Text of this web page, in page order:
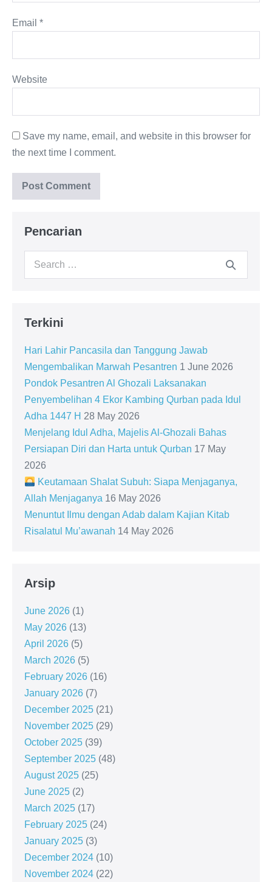
Email *
Website
Save my name, email, and website in this browser for
the next time I comment.
Pencarian
Search
Terkini
Hari Lahir Pancasila dan Tanggung Jawab
Mengembalikan Marwah Pesantren 1 June 2026
Pondok Pesantren Al Ghozali Laksanakan
Penyembelihan 4 Ekor Kambing Qurban pada Idul
Adha 1447 H 28 May 2026
Menjelang Idul Adha, Majelis Al-Ghozali Bahas
Persiapan Diri dan Harta untuk Qurban 17 May
2026
Keutamaan Shalat Subuh: Siapa Menjaganya,
Allah Menjaganya 16 May 2026
Menuntut Ilmu dengan Adab dalam Kajian Kitab
Risalatul Mu’awanah 14 May 2026
Arsip
June 2026 (1)
May 2026 (13)
April 2026 (5)
March 2026 (5)
February 2026 (16)
January 2026 (7)
December 2025 (21)
November 2025 (29)
October 2025 (39)
September 2025 (48)
August 2025 (25)
June 2025 (2)
March 2025 (17)
February 2025 (24)
January 2025 (3)
December 2024 (10)
November 2024 (22)